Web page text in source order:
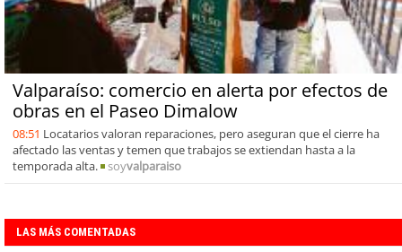
Valparaíso: comercio en alerta por efectos de
obras en el Paseo Dimalow
08:51 Locatarios valoran reparaciones, pero aseguran que el cierre ha
afectado las ventas y temen que trabajos se extiendan hasta a la
temporada alta.
soyvalparaiso
LAS MÁS COMENTADAS